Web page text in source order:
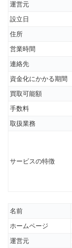
運営元
設立日
住所
営業時間
連絡先
資金化にかかる期間
買取可能額
手数料
取扱業務
サービスの特徴
名前
ホームページ
運営元